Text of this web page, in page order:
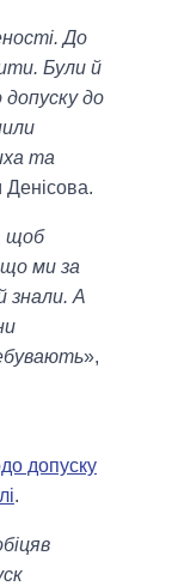
До
Були й
до
та
Денісова.
щоб
ми за
знали. А
»,
допуску
.